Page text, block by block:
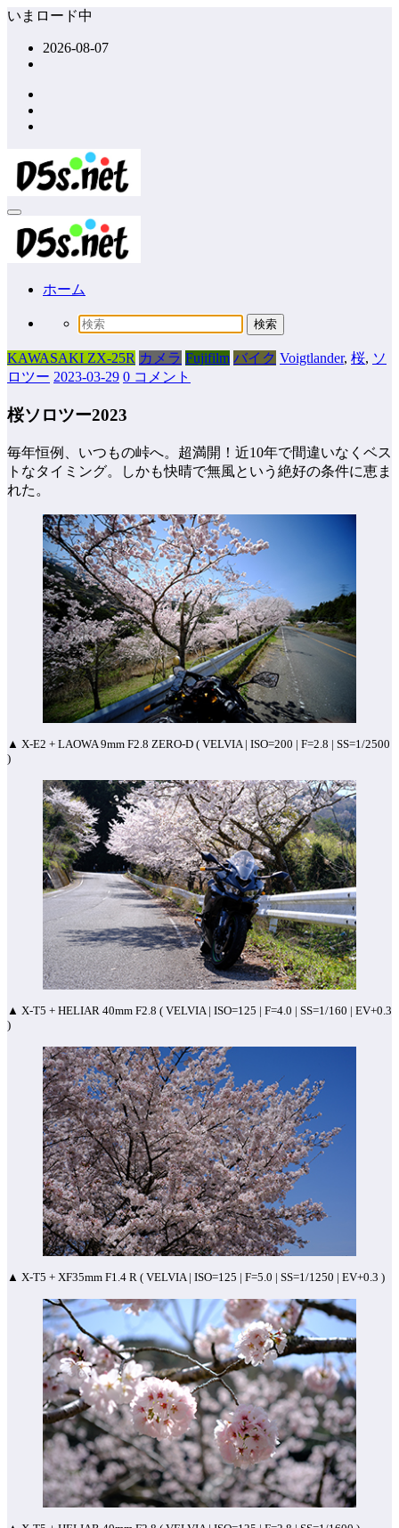
コ
ッ
プ
いまロード中
2026-08-07
ホーム
KAWASAKI ZX-25R カメラ Fujifilm バイク Voigtlander, 桜, ソ
ロツー 2023-03-29 0 コメント
桜ソロツー2023
毎年恒例、いつもの峠へ。超満開！近10年で間違いなくベス
トなタイミング。しかも快晴で無風という絶好の条件に恵ま
れた。
▲ X-E2 + LAOWA 9mm F2.8 ZERO-D ( VELVIA | ISO=200 | F=2.8 | SS=1/2500
)
▲ X-T5 + HELIAR 40mm F2.8 ( VELVIA | ISO=125 | F=4.0 | SS=1/160 | EV+0.3
)
▲ X-T5 + XF35mm F1.4 R ( VELVIA | ISO=125 | F=5.0 | SS=1/1250 | EV+0.3 )